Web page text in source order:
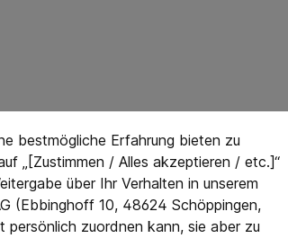
bestmögliche Erfahrung bieten zu
„[Zustimmen / Alles akzeptieren / etc.]“
über Ihr Verhalten in unserem
(Ebbinghoff 10, 48624 Schöppingen,
zuordnen kann, sie aber zu